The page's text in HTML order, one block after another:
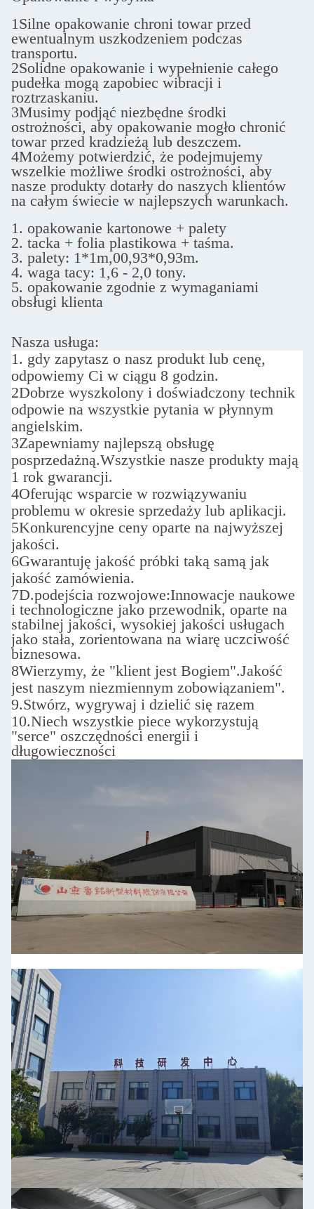
1Silne opakowanie chroni towar przed
ewentualnym uszkodzeniem podczas
transportu.
2Solidne opakowanie i wypełnienie całego
pudełka mogą zapobiec wibracji i
roztrzaskaniu.
3Musimy podjąć niezbędne środki
ostrożności, aby opakowanie mogło chronić
towar przed kradzieżą lub deszczem.
4Możemy potwierdzić, że podejmujemy
wszelkie możliwe środki ostrożności, aby
nasze produkty dotarły do naszych klientów
na całym świecie w najlepszych warunkach.
1. opakowanie kartonowe + palety
2. tacka + folia plastikowa + taśma.
3. palety: 1*1m,00,93*0,93m.
4. waga tacy: 1,6 - 2,0 tony.
5. opakowanie zgodnie z wymaganiami
obsługi klienta
Nasza usługa:
1. gdy zapytasz o nasz produkt lub cenę,
odpowiemy Ci w ciągu 8 godzin.
2Dobrze wyszkolony i doświadczony technik
odpowie na wszystkie pytania w płynnym
angielskim.
3Zapewniamy najlepszą obsługę
posprzedażną.Wszystkie nasze produkty mają
1 rok gwarancji.
4Oferując wsparcie w rozwiązywaniu
problemu w okresie sprzedaży lub aplikacji.
5Konkurencyjne ceny oparte na najwyższej
jakości.
6Gwarantuję jakość próbki taką samą jak
jakość zamówienia.
7D.podejścia rozwojowe:Innowacje naukowe
i technologiczne jako przewodnik, oparte na
stabilnej jakości, wysokiej jakości usługach
jako stała, zorientowana na wiarę uczciwość
biznesowa.
8Wierzymy, że "klient jest Bogiem".Jakość
jest naszym niezmiennym zobowiązaniem".
9.Stwórz, wygrywaj i dzielić się razem
10.Niech wszystkie piece wykorzystują
"serce" oszczędności energii i
długowieczności